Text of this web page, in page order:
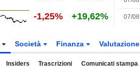
-1,25% +19,62% 07/08
Società Finanza Valutazione
Insiders Trascrizioni Comunicati stampa